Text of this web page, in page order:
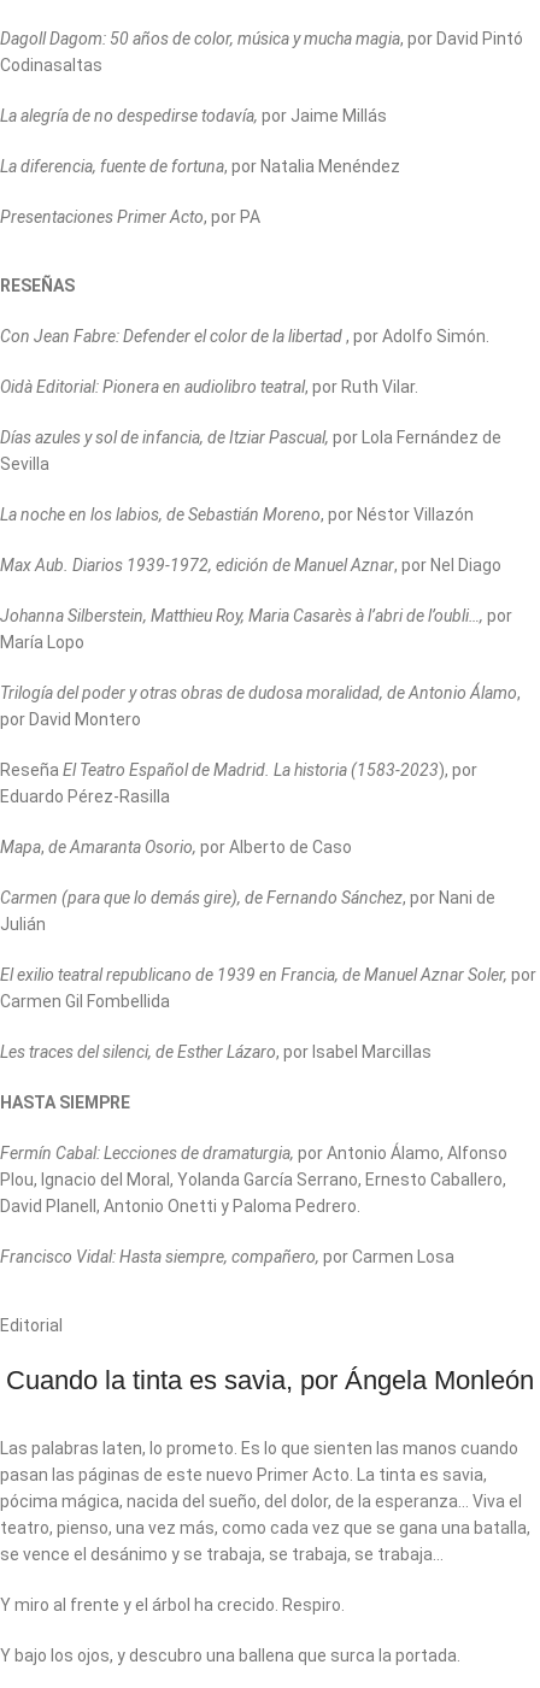
Dagoll Dagom: 50 años de color, música y mucha magia, por David Pintó
Codinasaltas
La alegría de no despedirse todavía, por Jaime Millás
La diferencia, fuente de fortuna, por Natalia Menéndez
Presentaciones Primer Acto, por PA
RESEÑAS
Con Jean Fabre: Defender el color de la libertad, por Adolfo Simón.
Oidà Editorial: Pionera en audiolibro teatral, por Ruth Vilar.
Días azules y sol de infancia, de Itziar Pascual, por Lola Fernández de
Sevilla
La noche en los labios, de Sebastián Moreno, por Néstor Villazón
Max Aub. Diarios 1939-1972, edición de Manuel Aznar, por Nel Diago
Johanna Silberstein, Matthieu Roy, Maria Casarès à l’abri de l’oubli…, por
María Lopo
Trilogía del poder y otras obras de dudosa moralidad, de Antonio Álamo,
por David Montero
Reseña El Teatro Español de Madrid. La historia (1583-2023), por
Eduardo Pérez-Rasilla
Mapa, de Amaranta Osorio, por Alberto de Caso
Carmen (para que lo demás gire), de Fernando Sánchez, por Nani de
Julián
El exilio teatral republicano de 1939 en Francia, de Manuel Aznar Soler, por
Carmen Gil Fombellida
Les traces del silenci, de Esther Lázaro, por Isabel Marcillas
HASTA SIEMPRE
Fermín Cabal: Lecciones de dramaturgia, por Antonio Álamo, Alfonso
Plou, Ignacio del Moral, Yolanda García Serrano, Ernesto Caballero,
David Planell, Antonio Onetti y Paloma Pedrero.
Francisco Vidal: Hasta siempre, compañero, por Carmen Losa
Editorial
Cuando la tinta es savia, por Ángela Monleón
Las palabras laten, lo prometo. Es lo que sienten las manos cuando
pasan las páginas de este nuevo Primer Acto. La tinta es savia,
pócima mágica, nacida del sueño, del dolor, de la esperanza… Viva el
teatro, pienso, una vez más, como cada vez que se gana una batalla,
se vence el desánimo y se trabaja, se trabaja, se trabaja…
Y miro al frente y el árbol ha crecido. Respiro.
Y bajo los ojos, y descubro una ballena que surca la portada.